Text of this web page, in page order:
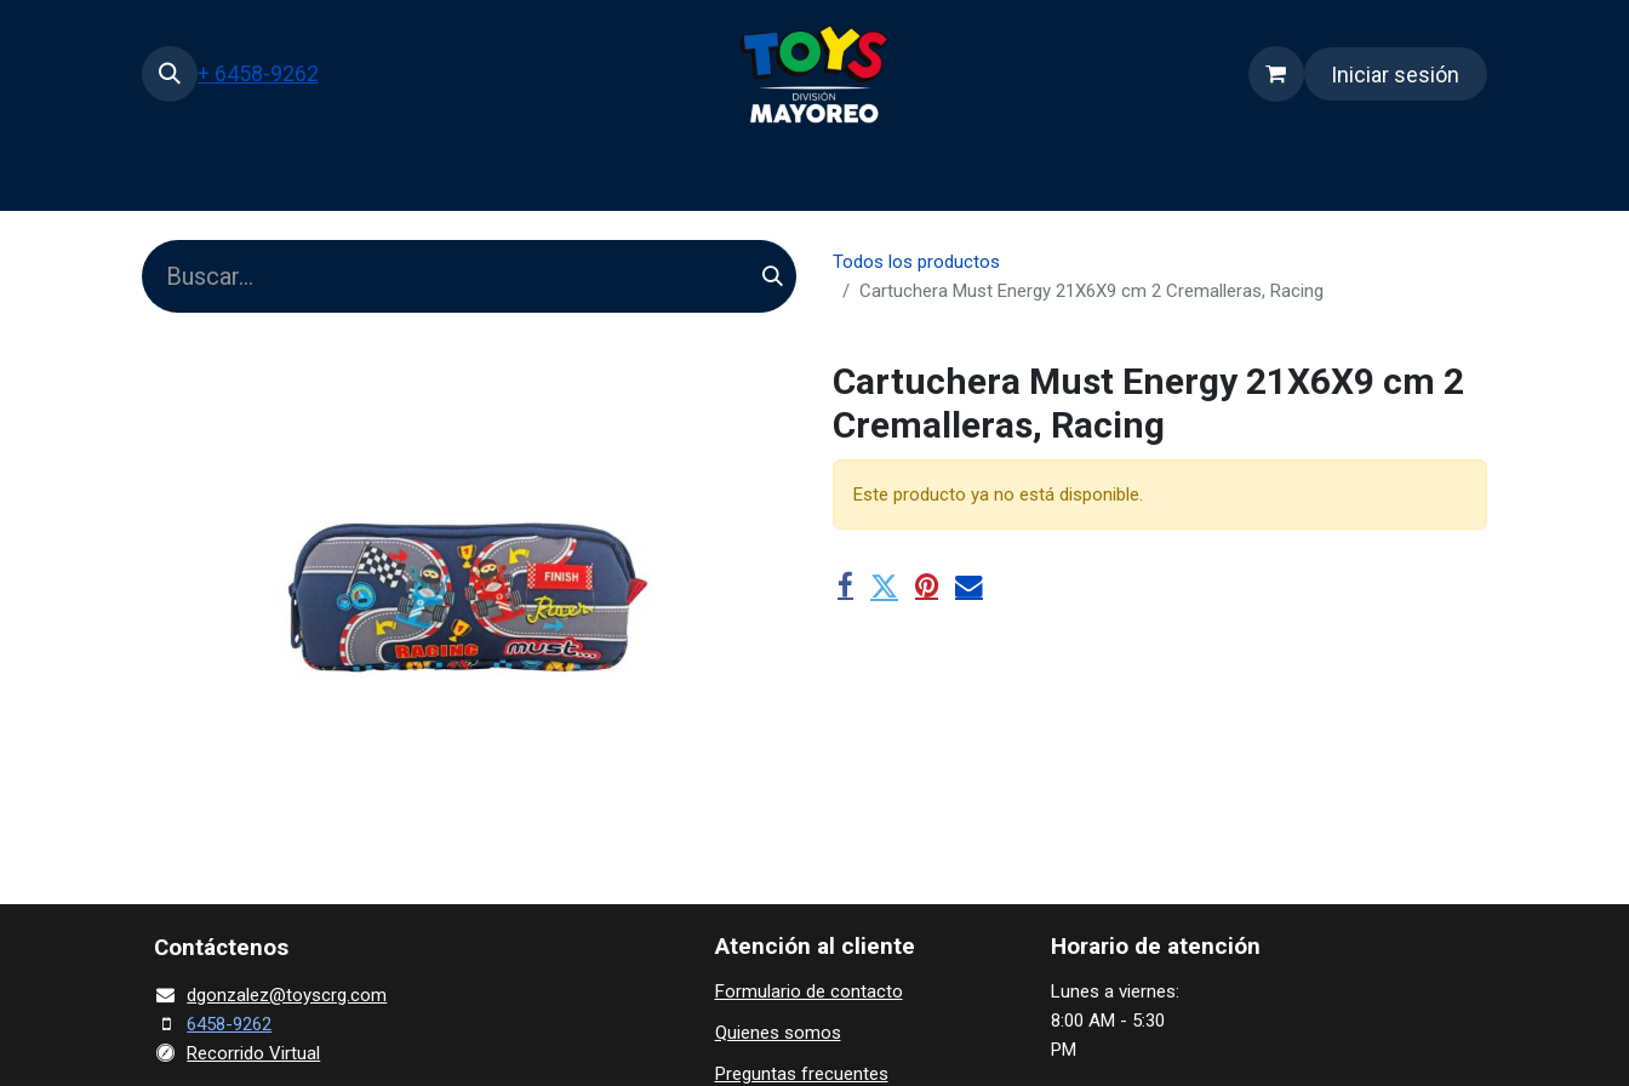
+ 6458-9262 Iniciar sesión
Todos los productos
Cartuchera Must Energy 21X6X9 cm 2 Cremalleras, Racing
Cartuchera Must Energy 21X6X9 cm 2
Cremalleras, Racing
Este producto ya no está disponible.
Contácte​nos
dgonza​lez@toy​scrg.c​o​m
6458-9262
Recorrido Virtual
Horario de atención
Lunes a viernes:
8:00 AM - 5:30
PM
Atención al cliente
Formulario de contacto
Quienes ​som​​​os
Preguntas frecuentes